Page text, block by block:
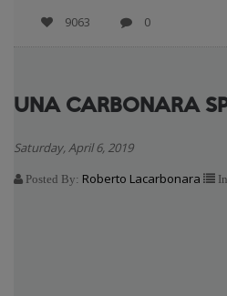
9063 0
UNA CARBONARA
Saturday, April 6, 2019
Posted By: Roberto Lacarbonara